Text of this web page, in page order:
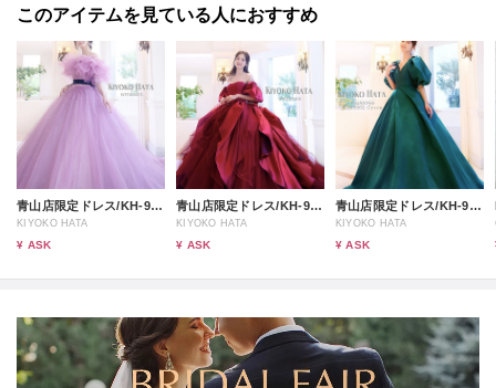
このアイテムを見ている人におすすめ
青山店限定ドレス/KH-9009
KIYOKO HATA
¥ ASK
青山店限定ドレス/KH-9008
KIYOKO HATA
¥ ASK
青山店限定ドレス/KH-9002
KIYOKO HATA
¥ ASK